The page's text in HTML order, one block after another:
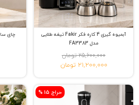
آبمیوه گیری 4 کاره فکر Fakir تیغه طلایی
مدل FA3383
25,600,000 تومان
21,200,000 تومان
% حراج 15